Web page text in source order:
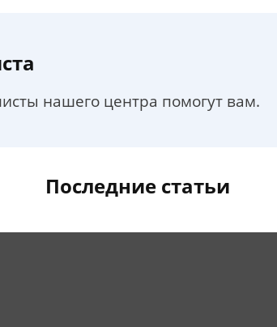
нашего центра помогут вам.
Последние статьи